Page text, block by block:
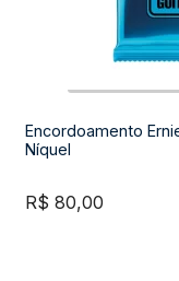
Encordoamento
Níquel
R$ 80,00